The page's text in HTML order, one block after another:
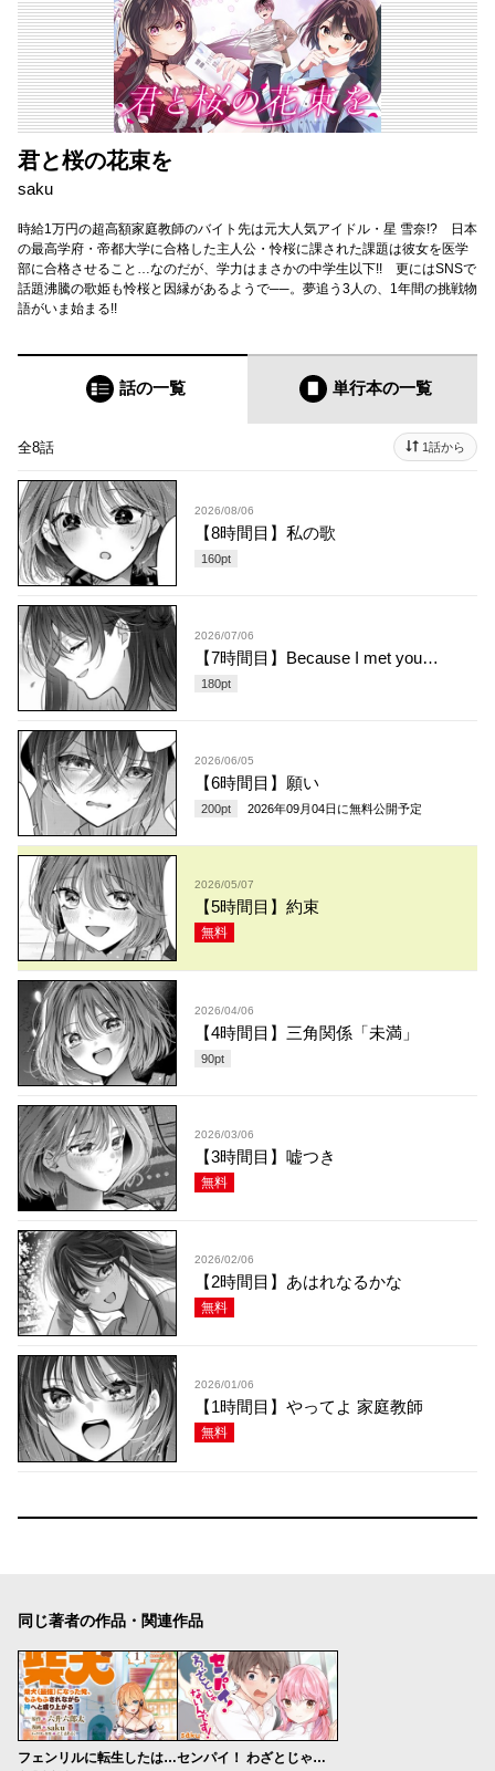
君と桜の花束を
saku
時給1万円の超高額家庭教師のバイト先は元大人気アイドル・星 雪奈!? 日本
の最高学府・帝都大学に合格した主人公・怜桜に課された課題は彼女を医学
部に合格させること…なのだが、学力はまさかの中学生以下!! 更にはSNSで
話題沸騰の歌姫も怜桜と因縁があるようで──。夢追う3人の、1年間の挑戦物
語がいま始まる!!
話の一覧 単行本の一覧
全8話 1話から
2026/08/06
【8時間目】私の歌
160pt
2026/07/06
【7時間目】Because I met you…
180pt
2026/06/05
【6時間目】願い
200pt 2026年09月04日 に無料公開予定
2026/05/07
【5時間目】約束
無料
2026/04/06
【4時間目】三角関係「未満」
90pt
2026/03/06
【3時間目】嘘つき
無料
2026/02/06
【2時間目】あはれなるかな
無料
2026/01/06
【1時間目】やってよ 家庭教師
無料
同じ著者の作品・関連作品
フェンリルに転生したはずがどう見ても柴犬 センパイ！ わざとじゃないんです！